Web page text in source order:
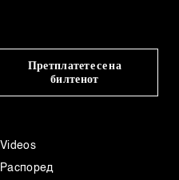
Претплатете се на
билтенот
Videos
Распоред